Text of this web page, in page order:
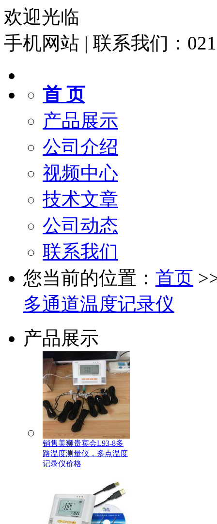
欢迎光临
手机网站 | 联系我们：
首 页
产品展示
公司介绍
视频中心
技术文章
公司动态
联系我们
您当前的位置： 首页
多通道温度记录仪
产品展示
销售美狮贵宾会L93-8多
路温度测量仪，多点温度
记录仪价格